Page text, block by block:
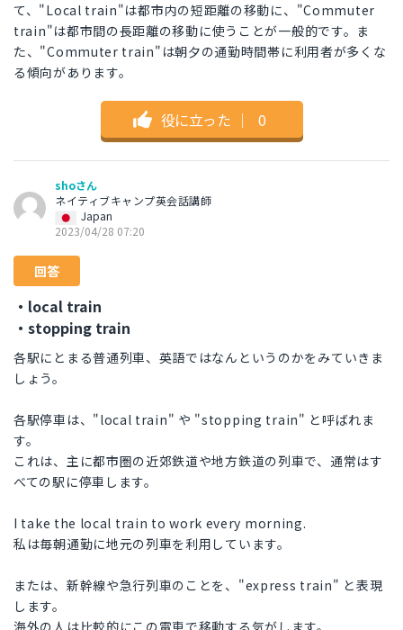
て、"Local train"は都市内の短距離の移動に、"Commuter
train"は都市間の長距離の移動に使うことが一般的です。ま
た、"Commuter train"は朝夕の通勤時間帯に利用者が多くな
る傾向があります。
役に立った ｜ 0
shoさん
ネイティブキャンプ英会話講師
Japan
2023/04/28 07:20
回答
・local train
・stopping train
各駅にとまる普通列車、英語ではなんというのかをみていきま
しょう。
各駅停車は、"local train" や "stopping train" と呼ばれま
す。
これは、主に都市圏の近郊鉄道や地方鉄道の列車で、通常はす
べての駅に停車します。
I take the local train to work every morning.
私は毎朝通勤に地元の列車を利用しています。
または、新幹線や急行列車のことを、"express train" と表現
します。